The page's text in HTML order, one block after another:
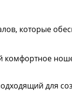
которые
комфортное
для